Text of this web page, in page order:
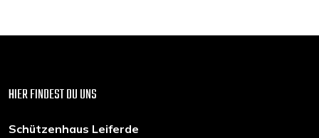
HIER FINDEST DU UNS
Schützenhaus Leiferde